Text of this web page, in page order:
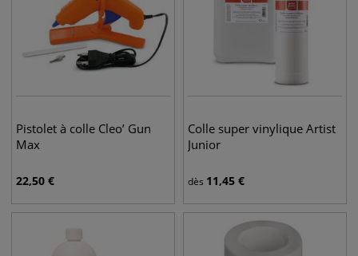
Pistolet à colle Cleo’ Gun
Max
22,50 €
Colle super vinylique Artist
Junior
dès 11,45 €